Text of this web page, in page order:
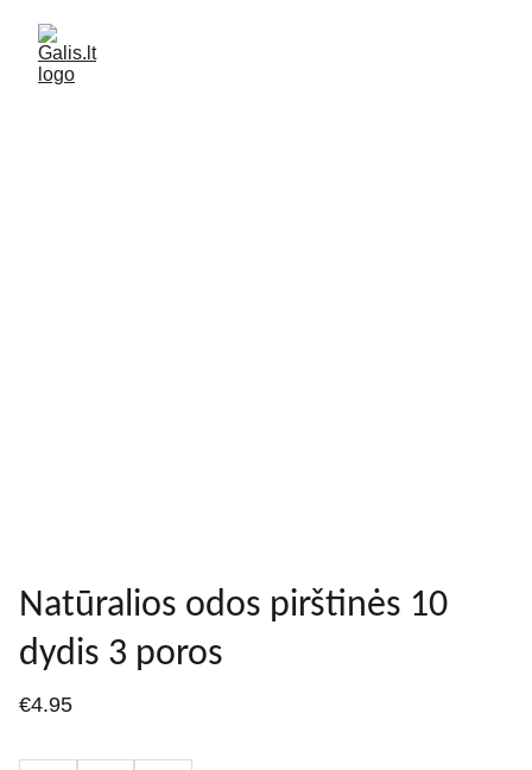
Natūralios odos pirštinės 10
dydis 3 poros
€4.95